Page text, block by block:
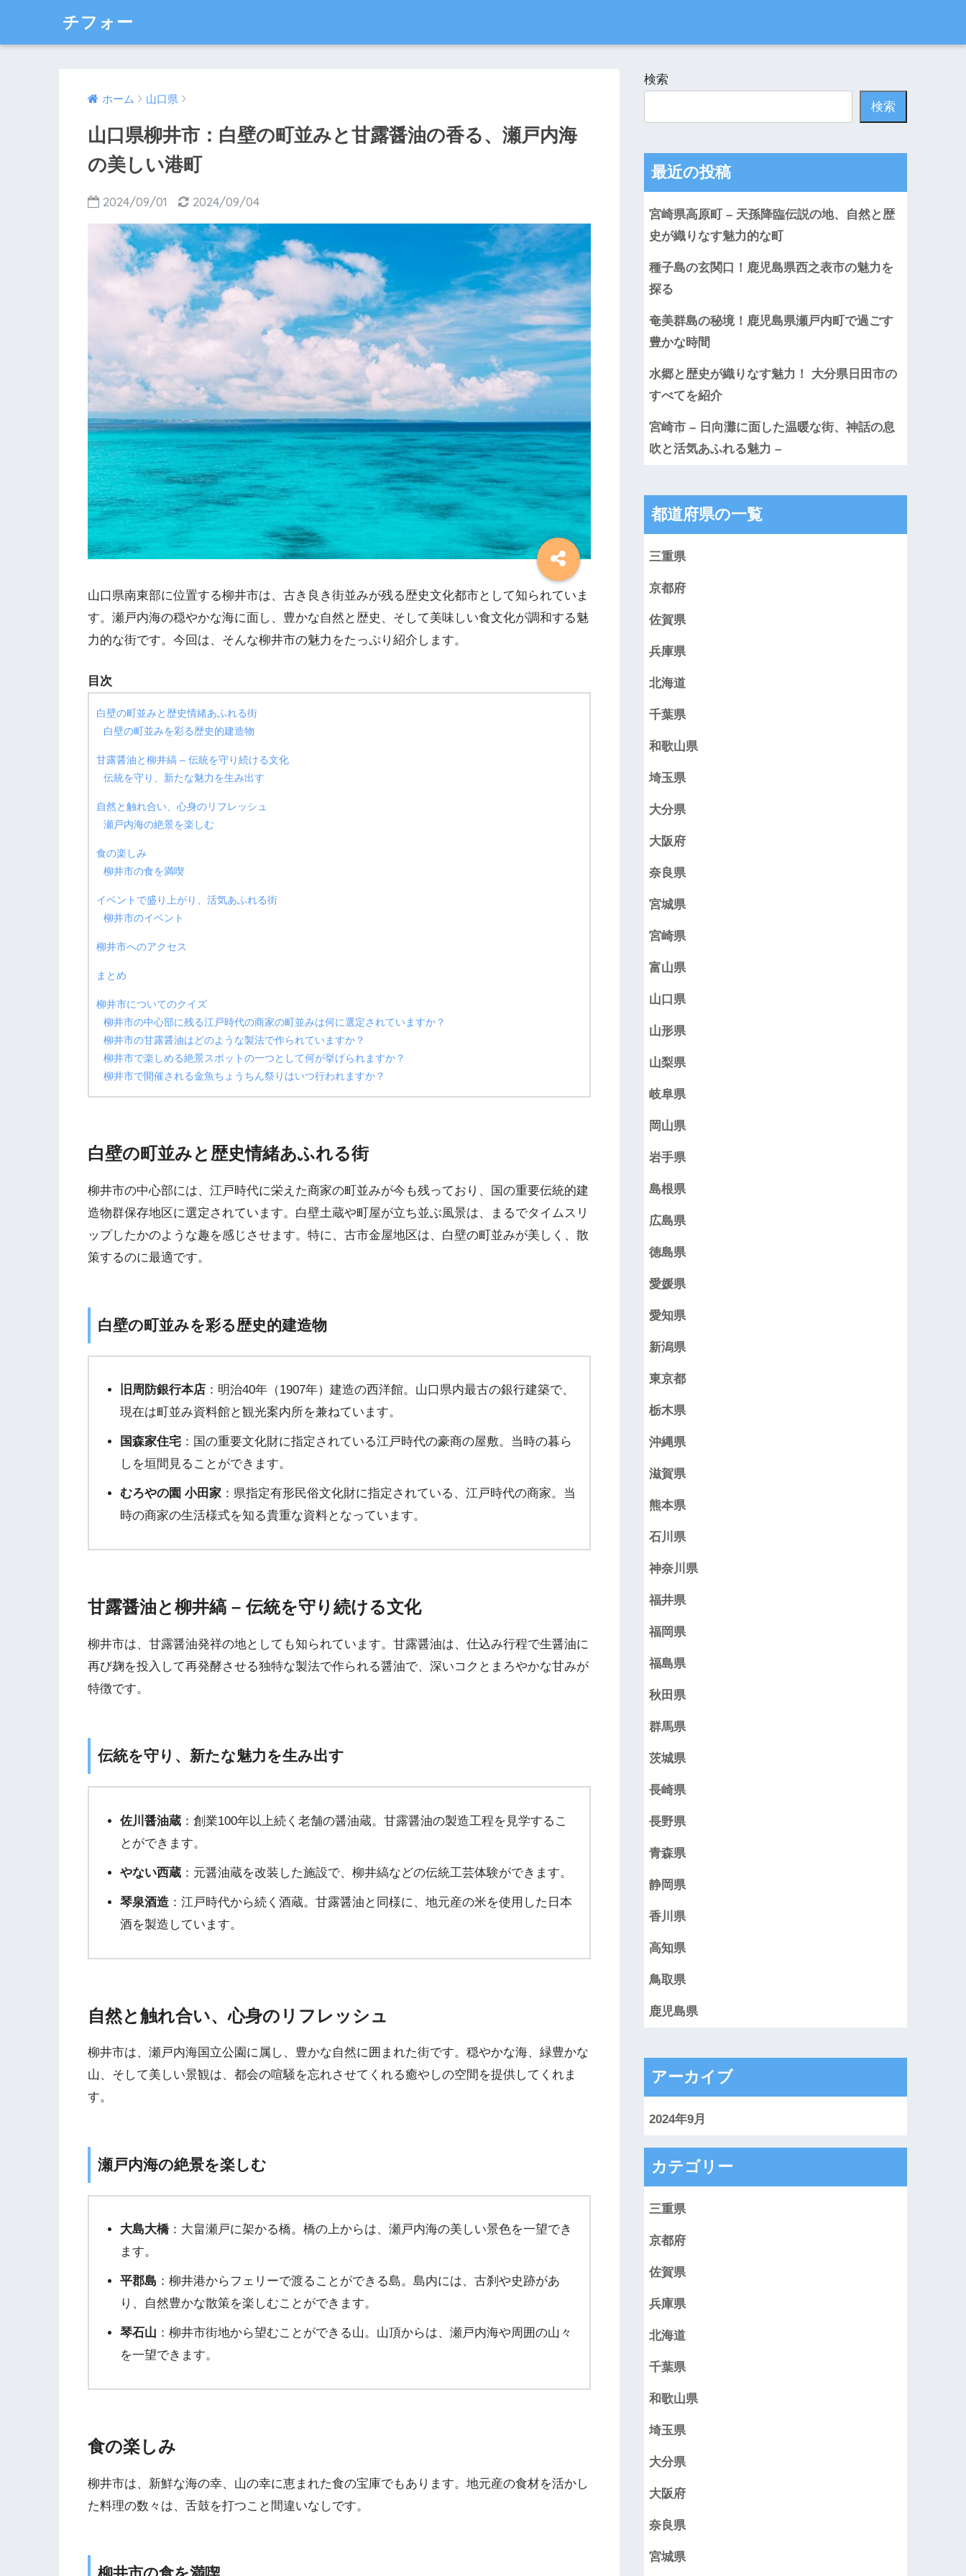
チフォー
ホーム 山口県
山口県柳井市：白壁の町並みと甘露醤油の香る、瀬戸内海
の美しい港町
2024/09/01 2024/09/04
山口県南東部に位置する柳井市は、古き良き街並みが残る歴史文化都市として知られていま
す。瀬戸内海の穏やかな海に面し、豊かな自然と歴史、そして美味しい食文化が調和する魅
力的な街です。今回は、そんな柳井市の魅力をたっぷり紹介します。
目次
白壁の町並みと歴史情緒あふれる街
白壁の町並みを彩る歴史的建造物
甘露醤油と柳井縞 – 伝統を守り続ける文化
伝統を守り、新たな魅力を生み出す
自然と触れ合い、心身のリフレッシュ
瀬戸内海の絶景を楽しむ
食の楽しみ
柳井市の食を満喫
イベントで盛り上がり、活気あふれる街
柳井市のイベント
柳井市へのアクセス
まとめ
柳井市についてのクイズ
柳井市の中心部に残る江戸時代の商家の町並みは何に選定されていますか？
柳井市の甘露醤油はどのような製法で作られていますか？
柳井市で楽しめる絶景スポットの一つとして何が挙げられますか？
柳井市で開催される金魚ちょうちん祭りはいつ行われますか？
白壁の町並みと歴史情緒あふれる街
柳井市の中心部には、江戸時代に栄えた商家の町並みが今も残っており、国の重要伝統的建
造物群保存地区に選定されています。白壁土蔵や町屋が立ち並ぶ風景は、まるでタイムスリ
ップしたかのような趣を感じさせます。特に、古市金屋地区は、白壁の町並みが美しく、散
策するのに最適です。
白壁の町並みを彩る歴史的建造物
旧周防銀行本店：明治40年（1907年）建造の西洋館。山口県内最古の銀行建築で、
現在は町並み資料館と観光案内所を兼ねています。
国森家住宅：国の重要文化財に指定されている江戸時代の豪商の屋敷。当時の暮ら
しを垣間見ることができます。
むろやの園 小田家：県指定有形民俗文化財に指定されている、江戸時代の商家。当
時の商家の生活様式を知る貴重な資料となっています。
甘露醤油と柳井縞 – 伝統を守り続ける文化
柳井市は、甘露醤油発祥の地としても知られています。甘露醤油は、仕込み行程で生醤油に
再び麹を投入して再発酵させる独特な製法で作られる醤油で、深いコクとまろやかな甘みが
特徴です。
伝統を守り、新たな魅力を生み出す
佐川醤油蔵：創業100年以上続く老舗の醤油蔵。甘露醤油の製造工程を見学するこ
とができます。
やない西蔵：元醤油蔵を改装した施設で、柳井縞などの伝統工芸体験ができます。
琴泉酒造：江戸時代から続く酒蔵。甘露醤油と同様に、地元産の米を使用した日本
酒を製造しています。
自然と触れ合い、心身のリフレッシュ
柳井市は、瀬戸内海国立公園に属し、豊かな自然に囲まれた街です。穏やかな海、緑豊かな
山、そして美しい景観は、都会の喧騒を忘れさせてくれる癒やしの空間を提供してくれま
す。
瀬戸内海の絶景を楽しむ
大島大橋：大畠瀬戸に架かる橋。橋の上からは、瀬戸内海の美しい景色を一望でき
ます。
平郡島 ：柳井港からフェリーで渡ることができる島。島内には、古刹や史跡があ
り、自然豊かな散策を楽しむことができます。
琴石山 ：柳井市街地から望むことができる山。山頂からは、瀬戸内海や周囲の山々
を一望できます。
食の楽しみ
柳井市は、新鮮な海の幸、山の幸に恵まれた食の宝庫でもあります。地元産の食材を活かし
た料理の数々は、舌鼓を打つこと間違いなしです。
検索
検索
最近の投稿
宮崎県高原町 – 天孫降臨伝説の地、自然と歴
史が織りなす魅力的な町
種子島の玄関口！鹿児島県西之表市の魅力を
探る
奄美群島の秘境！鹿児島県瀬戸内町で過ごす
豊かな時間
水郷と歴史が織りなす魅力！ 大分県日田市の
すべてを紹介
宮崎市 – 日向灘に面した温暖な街、神話の息
吹と活気あふれる魅力 –
都道府県の一覧
三重県
京都府
佐賀県
兵庫県
北海道
千葉県
和歌山県
埼玉県
大分県
大阪府
奈良県
宮城県
宮崎県
富山県
山口県
山形県
山梨県
岐阜県
岡山県
岩手県
島根県
広島県
徳島県
愛媛県
愛知県
新潟県
東京都
栃木県
沖縄県
滋賀県
熊本県
石川県
神奈川県
福井県
福岡県
福島県
秋田県
群馬県
茨城県
長崎県
長野県
青森県
静岡県
香川県
高知県
鳥取県
鹿児島県
アーカイブ
2024年9月
カテゴリー
三重県
京都府
佐賀県
兵庫県
北海道
千葉県
和歌山県
埼玉県
大分県
大阪府
奈良県
宮城県